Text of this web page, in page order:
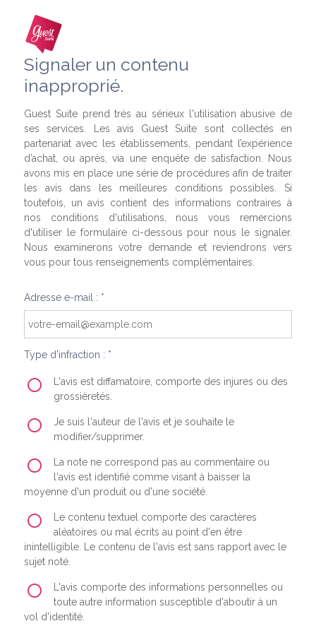
Signaler un contenu
inapproprié.
Guest Suite prend très au sérieux l'utilisation abusive de
ses services. Les avis Guest Suite sont collectés en
partenariat avec les établissements, pendant l’expérience
d’achat, ou après, via une enquête de satisfaction. Nous
avons mis en place une série de procédures afin de traiter
les avis dans les meilleures conditions possibles. Si
toutefois, un avis contient des informations contraires à
nos conditions d'utilisations, nous vous remercions
d'utiliser le formulaire ci-dessous pour nous le signaler.
Nous examinerons votre demande et reviendrons vers
vous pour tous renseignements complémentaires.
Adresse e-mail : *
Type d'infraction : *
L'avis est diffamatoire, comporte des injures ou des
grossièretés.
Je suis l'auteur de l'avis et je souhaite le
modifier/supprimer.
La note ne correspond pas au commentaire ou
l'avis est identifié comme visant à baisser la
moyenne d'un produit ou d'une société.
Le contenu textuel comporte des caractères
aléatoires ou mal écrits au point d'en être
inintelligible. Le contenu de l'avis est sans rapport avec le
sujet noté.
L'avis comporte des informations personnelles ou
toute autre information susceptible d'aboutir à un
vol d'identité.